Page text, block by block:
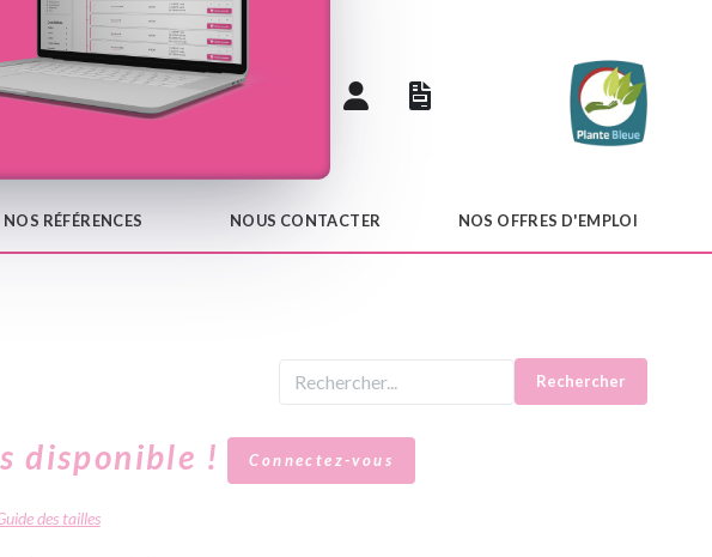
ligne Notre catalogue
NOS RÉFÉRENCES NOUS CONTACTER NOS OFFRES D'EMPLOI
Rechercher
disponible ! Connectez-vous
des tailles